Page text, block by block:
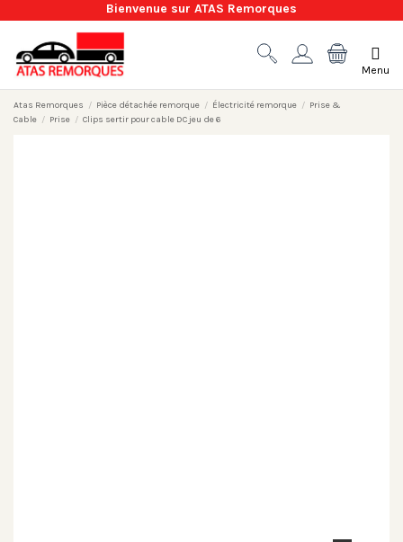
Bienvenue sur ATAS Remorques
Menu
Atas Remorques Pièce détachée remorque Électricité remorque
Prise &
Cable
Prise Clips sertir pour cable DC jeu de 6